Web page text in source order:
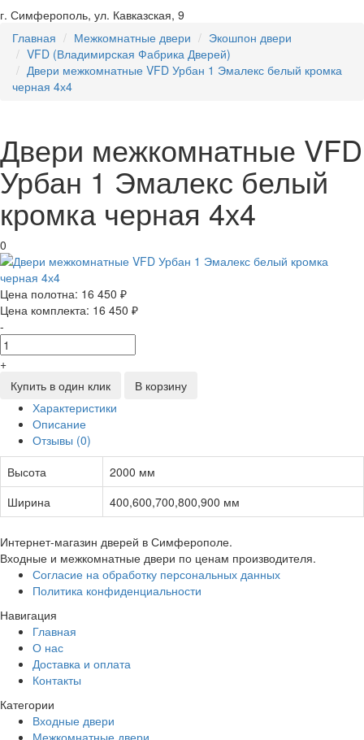
г. Симферополь, ул. Кавказская, 9
Главная
Межкомнатные двери
Экошпон двери
VFD (Владимирская Фабрика Дверей)
Двери межкомнатные VFD Урбан 1 Эмалекс белый кромка
черная 4х4
Двери межкомнатные VFD
Урбан 1 Эмалекс белый
кромка черная 4х4
0
Цена полотна: 16 450 ₽
Цена комплекта: 16 450 ₽
-
+
Купить в один клик
В корзину
Характеристики
Описание
Отзывы (0)
Высота
2000 мм
Ширина
400,600,700,800,900 мм
Интернет-магазин дверей в Симферополе.
Входные и межкомнатные двери по ценам производителя.
Согласие на обработку персональных данных
Политика конфиденциальности
Навигация
Главная
О нас
Доставка и оплата
Контакты
Категории
Входные двери